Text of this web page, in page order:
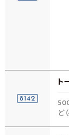
8142
ト
ど